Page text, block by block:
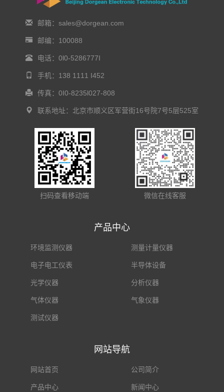
邮箱：sales@dorgean.com
邮编：100088
电话：0l0-5286777I
手机：138 1111 I452
传真：0I0-8235l027-808
联系地址：北京市顺义区军营街16号院7号5层525室
扫码查看移动端 微信在线客服
产品中心
环境监测仪器 测量计量仪器
电子电工仪表 半导体设备
光学仪器 分析仪器
气体仪器 气象仪器
测试仪器
网站导航
网站首页 公司简介
产品中心 新闻中心